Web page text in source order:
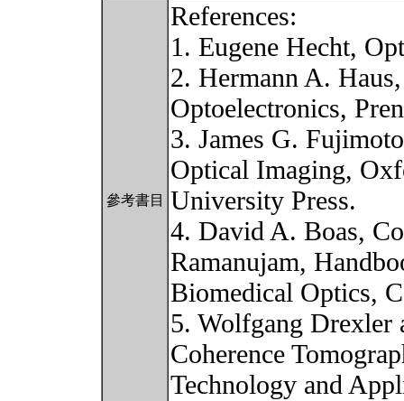
參考書目
References:
1. Eugene Hecht,
2. Hermann A.
Optoelectronics,
3. James G.
Optical Imaging,
University Press.
4. David A. Boas,
Ramanujam,
Biomedical Optics,
5. Wolfgang Drexler
Coherence
Technology and